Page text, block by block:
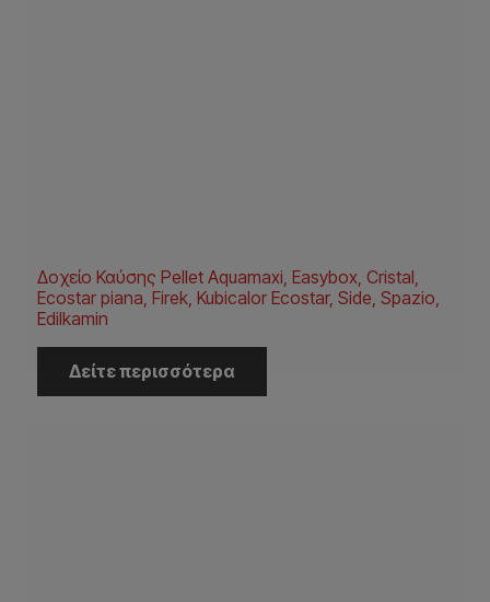
Δοχείο Καύσης Pellet Aquamaxi, Easybox, Cristal,
Ecostar piana, Firek, Kubicalor Ecostar, Side, Spazio,
Edilkamin
Δείτε περισσότερα